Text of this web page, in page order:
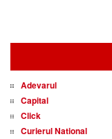
Adevarul
Capital
Click
Curierul National